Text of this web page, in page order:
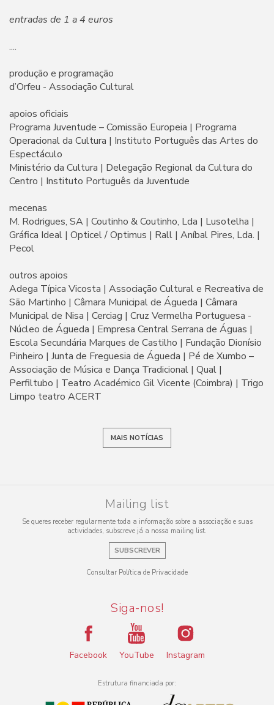
entradas de 1 a 4 euros
....
produção e programação
d’Orfeu - Associação Cultural
apoios oficiais
Programa Juventude – Comissão Europeia | Programa
Operacional da Cultura | Instituto Português das Artes do
Espectáculo
Ministério da Cultura | Delegação Regional da Cultura do
Centro | Instituto Português da Juventude
mecenas
M. Rodrigues, SA | Coutinho & Coutinho, Lda | Lusotelha |
Gráfica Ideal | Opticel / Optimus | Rall | Aníbal Pires, Lda. |
Pecol
outros apoios
Adega Típica Vicosta | Associação Cultural e Recreativa de
São Martinho | Câmara Municipal de Águeda | Câmara
Municipal de Nisa | Cerciag | Cruz Vermelha Portuguesa -
Núcleo de Águeda | Empresa Central Serrana de Águas |
Escola Secundária Marques de Castilho | Fundação Dionísio
Pinheiro | Junta de Freguesia de Águeda | Pé de Xumbo –
Associação de Música e Dança Tradicional | Qual |
Perfiltubo | Teatro Académico Gil Vicente (Coimbra) | Trigo
Limpo teatro ACERT
MAIS NOTÍCIAS
Mailing list
Se queres receber regularmente toda a informação sobre a associação e suas
actividades, subscreve já a nossa mailing list.
SUBSCREVER
Consultar Política de Privacidade
Siga-nos!
Facebook YouTube Instagram
Estrutura financiada por: